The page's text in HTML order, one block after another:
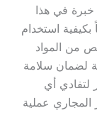
خبرة في هذا
استخدام
من المواد
لضمان سلامة
لتفادي أي
المجاري عملية